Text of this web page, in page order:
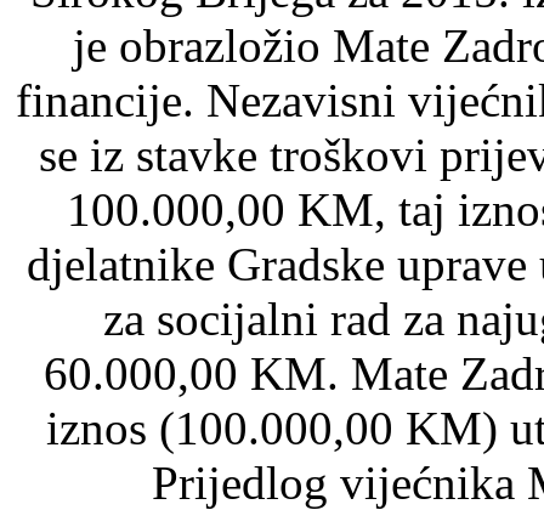
je obrazložio Mate
financije. Nezavisni
se iz stavke troškovi
100.000,00 KM, taj
djelatnike Gradske
za socijalni rad za
60.000,00 KM. Mate
iznos (100.000,00 KM)
Prijedlog vijećnika